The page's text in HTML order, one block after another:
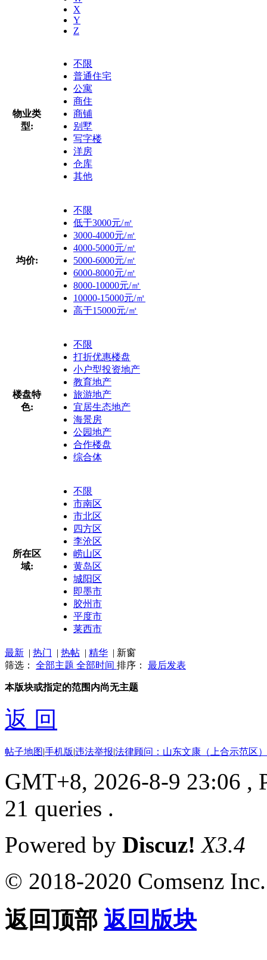
X
Y
Z
物业类
型:
不限
普通住宅
公寓
商住
商铺
别墅
写字楼
洋房
仓库
其他
均价:
不限
低于3000元/㎡
3000-4000元/㎡
4000-5000元/㎡
5000-6000元/㎡
6000-8000元/㎡
8000-10000元/㎡
10000-15000元/㎡
高于15000元/㎡
楼盘特
色:
不限
打折优惠楼盘
小户型投资地产
教育地产
旅游地产
宜居生态地产
海景房
公园地产
合作楼盘
综合体
所在区
域:
不限
市南区
市北区
四方区
李沧区
崂山区
黄岛区
城阳区
即墨市
胶州市
平度市
莱西市
最新 | 热门 | 热帖 | 精华 | 新窗
筛选： 全部主题 全部时间 排序： 最后发表
本版块或指定的范围内尚无主题
返 回
帖子地图|手机版|违法举报|法律顾问：山东文康（上合示范区
GMT+8, 2026-8-9 23:06 ,
21 queries .
Powered by Discuz! X3.4
© 2018-2020 Comsenz Inc.
返回顶部 返回版块